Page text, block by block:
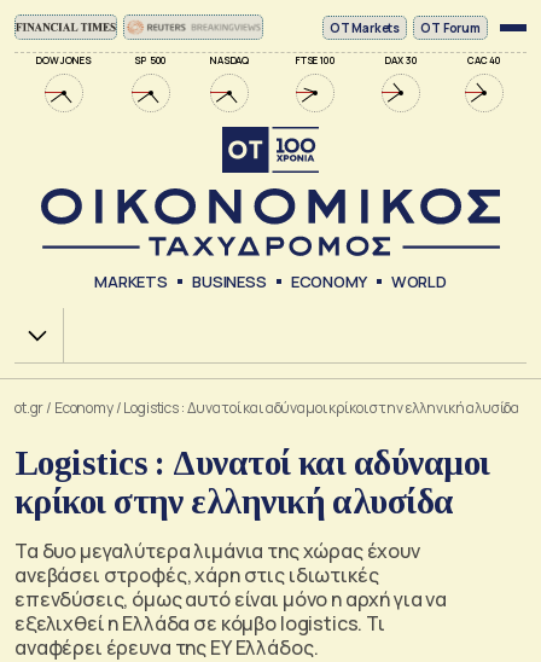
DOW JONES SP 500 NASDAQ FTSE 100 DAX 30 CAC 40
ΟΤ Markets OT Forum
MARKETS BUSINESS ECONOMY WORLD
Χ.Α.
ot.gr/ Economy/Logistics : Δυνατοί και αδύναμοι κρίκοι στην ελληνική αλυσίδα
Logistics : Δυνατοί και αδύναμοι
κρίκοι στην ελληνική αλυσίδα
Τα δυο μεγαλύτερα λιμάνια της χώρας έχουν
ανεβάσει στροφές, χάρη στις ιδιωτικές
επενδύσεις, όμως αυτό είναι μόνο η αρχή για να
εξελιχθεί η Ελλάδα σε κόμβο logistics. Τι
αναφέρει έρευνα της ΕΥ Ελλάδος.